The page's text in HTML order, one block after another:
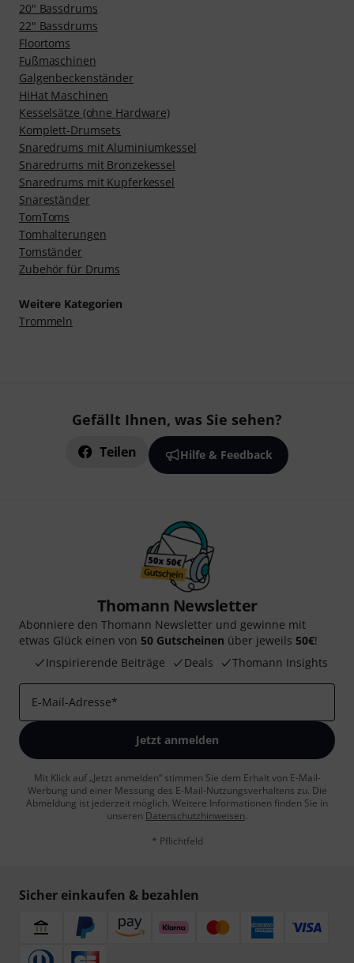
20" Bassdrums
22" Bassdrums
Floortoms
Fußmaschinen
Galgenbeckenständer
HiHat Maschinen
Kesselsätze (ohne Hardware)
Komplett-Drumsets
Snaredrums mit Aluminiumkessel
Snaredrums mit Bronzekessel
Snaredrums mit Kupferkessel
Snareständer
TomToms
Tomhalterungen
Tomständer
Zubehör für Drums
Weitere Kategorien
Trommeln
Gefällt Ihnen, was Sie sehen?
Teilen Hilfe & Feedback
Thomann Newsletter
Abonniere den Thomann Newsletter und gewinne mit
etwas Glück einen von 50 Gutscheinen über jeweils 50€!
Inspirierende Beiträge
Deals Thomann Insights
E-Mail-Adresse*
Jetzt anmelden
Mit Klick auf „Jetzt anmelden“ stimmen Sie dem Erhalt von E-Mail-
Werbung und einer Messung des E-Mail-Nutzungsverhaltens zu. Die
Abmeldung ist jederzeit möglich. Weitere Informationen finden Sie in
unseren Datenschutzhinweisen.
* Pflichtfeld
Sicher einkaufen & bezahlen